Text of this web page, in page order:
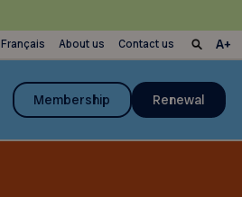
Français About us Contact us
Membership Renewal